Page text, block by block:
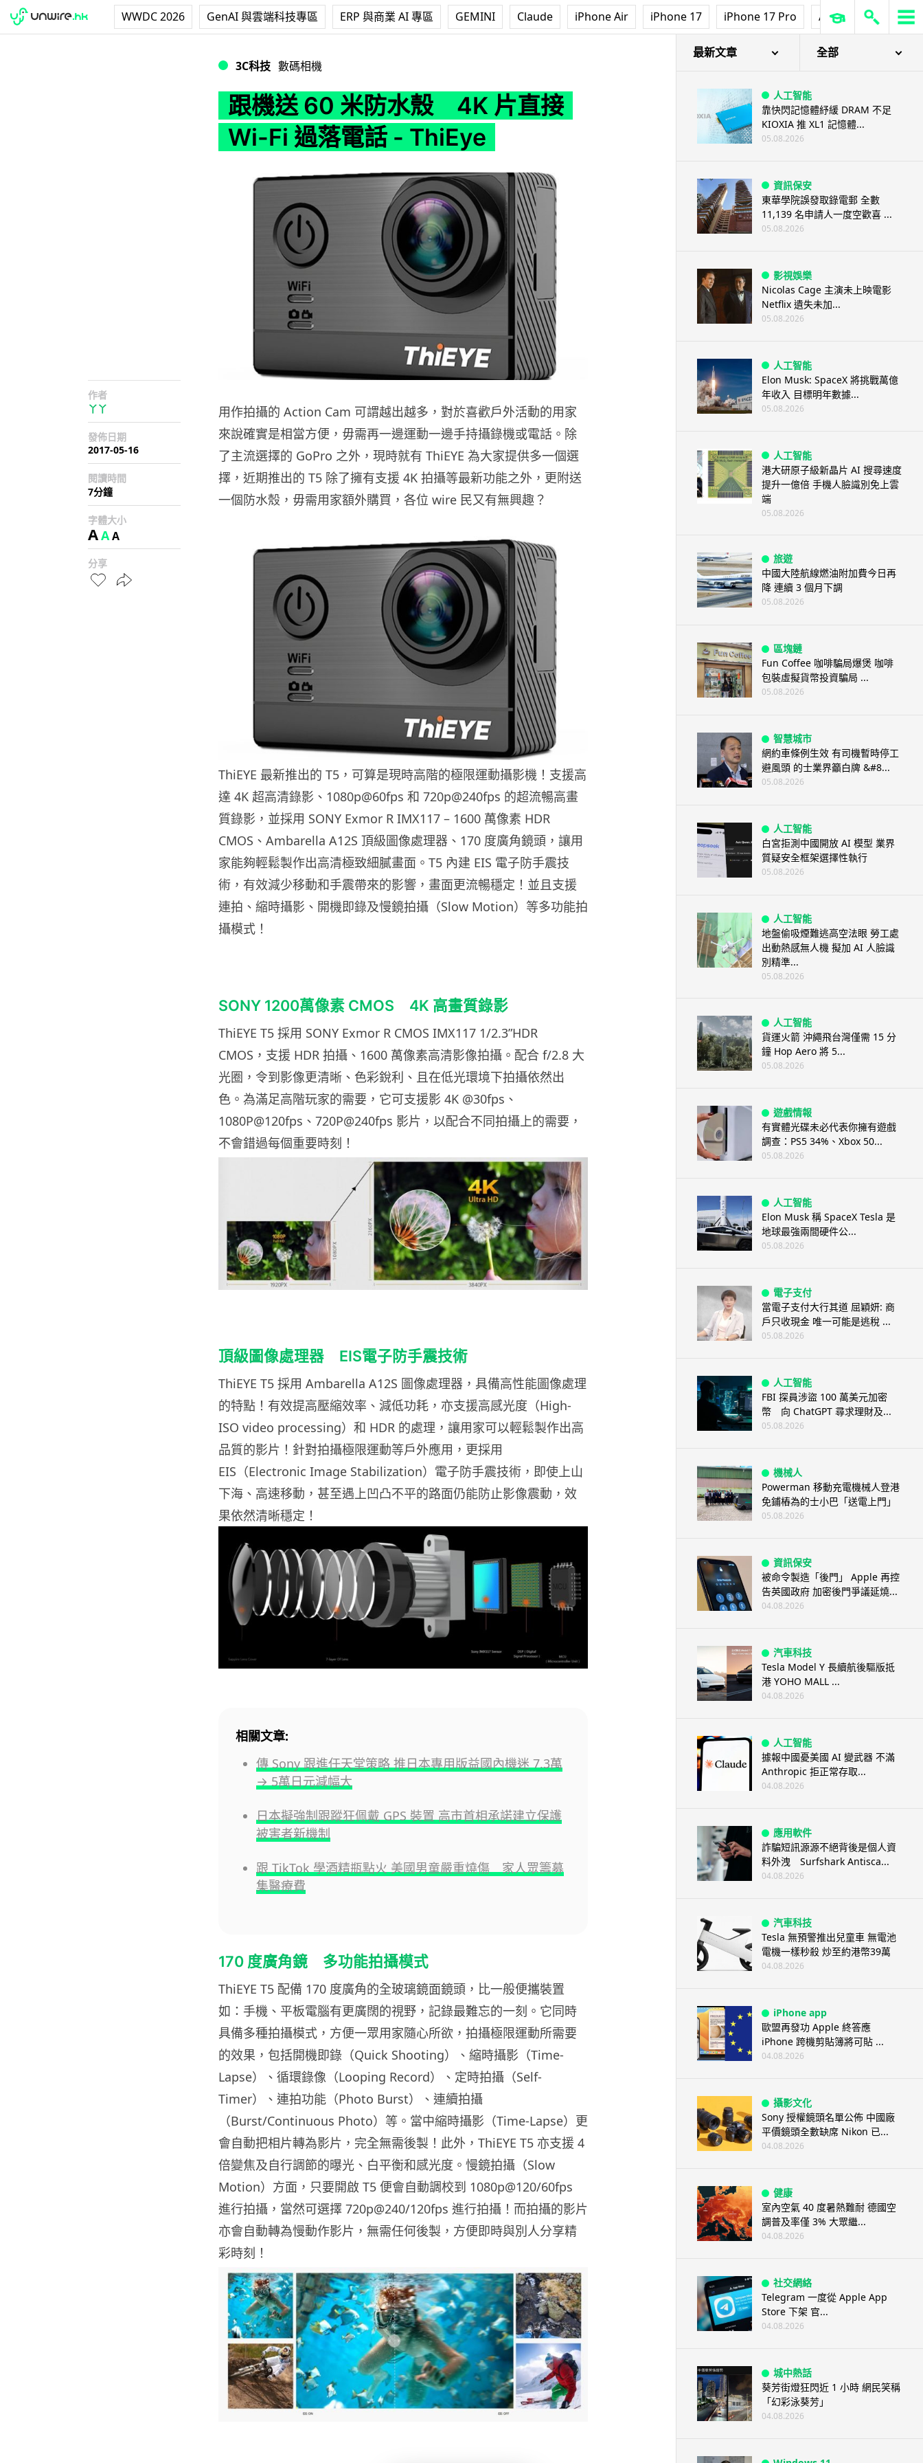
WWDC 2026 GenAI 與雲端科技專區 ERP 與商業 AI 專區 GEMINI Claude iPhone Air iPhone 17 iPhone 17 Pro AirPods Pro 3
3C科技 數碼相機
跟機送 60 米防水殼 4K 片直接
Wi-Fi 過落電話 - ThiEye
作者
丫丫
發佈日期
2017-05-16
閱讀時間
7分鐘
字體大小
AAA
分享
用作拍攝的 Action Cam 可謂越出越多，對於喜歡戶外活動的用家
來說確實是相當方便，毋需再一邊運動一邊手持攝錄機或電話。除
了主流選擇的 GoPro 之外，現時就有 ThiEYE 為大家提供多一個選
擇，近期推出的 T5 除了擁有支援 4K 拍攝等最新功能之外，更附送
一個防水殼，毋需用家額外購買，各位 wire 民又有無興趣？
ThiEYE 最新推出的 T5，可算是現時高階的極限運動攝影機！支援高
達 4K 超高清錄影、1080p@60fps 和 720p@240fps 的超流暢高畫
質錄影，並採用 SONY Exmor R IMX117 – 1600 萬像素 HDR
CMOS、Ambarella A12S 頂級圖像處理器、170 度廣角鏡頭，讓用
家能夠輕鬆製作出高清極致細膩畫面。T5 內建 EIS 電子防手震技
術，有效減少移動和手震帶來的影響，畫面更流暢穩定！並且支援
連拍、縮時攝影、開機即錄及慢鏡拍攝（Slow Motion）等多功能拍
攝模式！
SONY 1200萬像素 CMOS 4K 高畫質錄影
ThiEYE T5 採用 SONY Exmor R CMOS IMX117 1/2.3”HDR
CMOS，支援 HDR 拍攝、1600 萬像素高清影像拍攝。配合 f/2.8 大
光圈，令到影像更清晰、色彩銳利、且在低光環境下拍攝依然出
色。為滿足高階玩家的需要，它可支援影 4K @30fps、
1080P@120fps、720P@240fps 影片，以配合不同拍攝上的需要，
不會錯過每個重要時刻！
頂級圖像處理器 EIS電子防手震技術
ThiEYE T5 採用 Ambarella A12S 圖像處理器，具備高性能圖像處理
的特點！有效提高壓縮效率、減低功耗，亦支援高感光度（High-
ISO video processing）和 HDR 的處理，讓用家可以輕鬆製作出高
品質的影片！針對拍攝極限運動等戶外應用，更採用
EIS（Electronic Image Stabilization）電子防手震技術，即使上山
下海、高速移動，甚至遇上凹凸不平的路面仍能防止影像震動，效
果依然清晰穩定！
相關文章:
傳 Sony 跟進任天堂策略 推日本專用版益國內機迷 7.3萬
→ 5萬日元減幅大
日本擬強制跟蹤狂佩戴 GPS 裝置 高市首相承諾建立保護
被害者新機制
跟 TikTok 學酒精瓶點火 美國男童嚴重燒傷 家人眾籌募
集醫療費
170 度廣角鏡 多功能拍攝模式
ThiEYE T5 配備 170 度廣角的全玻璃鏡面鏡頭，比一般便攜裝置
如：手機、平板電腦有更廣闊的視野，記錄最難忘的一刻。它同時
具備多種拍攝模式，方便一眾用家隨心所欲，拍攝極限運動所需要
的效果，包括開機即錄（Quick Shooting）、縮時攝影（Time-
Lapse）、循環錄像（Looping Record）、定時拍攝（Self-
Timer）、連拍功能（Photo Burst）、連續拍攝
（Burst/Continuous Photo）等。當中縮時攝影（Time-Lapse）更
會自動把相片轉為影片，完全無需後製！此外，ThiEYE T5 亦支援 4
倍變焦及自行調節的曝光、白平衡和感光度。慢鏡拍攝（Slow
Motion）方面，只要開啟 T5 便會自動調校到 1080p@120/60fps
進行拍攝，當然可選擇 720p@240/120fps 進行拍攝！而拍攝的影片
亦會自動轉為慢動作影片，無需任何後製，方便即時與別人分享精
彩時刻！
最新文章 全部
人工智能
靠快閃記憶體紓緩 DRAM 不足
KIOXIA 推 XL1 記憶體...
05.08.2026
資訊保安
東華學院誤發取錄電郵 全數
11,139 名申請人一度空歡喜 ...
05.08.2026
影視娛樂
Nicolas Cage 主演未上映電影
Netflix 遺失未加...
05.08.2026
人工智能
Elon Musk: SpaceX 將挑戰萬億
年收入 目標明年數據...
05.08.2026
人工智能
港大研原子級新晶片 AI 搜尋速度
提升一億倍 手機人臉識別免上雲
端
05.08.2026
旅遊
中國大陸航線燃油附加費今日再
降 連續 3 個月下調
05.08.2026
區塊鏈
Fun Coffee 咖啡騙局爆煲 咖啡
包裝虛擬貨幣投資騙局 ...
05.08.2026
智慧城市
網約車條例生效 有司機暫時停工
避風頭 的士業界籲白牌 &#8...
05.08.2026
人工智能
白宮拒測中國開放 AI 模型 業界
質疑安全框架選擇性執行
05.08.2026
人工智能
地盤偷吸煙難逃高空法眼 勞工處
出動熱感無人機 擬加 AI 人臉識
別精準...
05.08.2026
人工智能
貨運火箭 沖繩飛台灣僅需 15 分
鐘 Hop Aero 將 5...
05.08.2026
遊戲情報
有實體光碟未必代表你擁有遊戲
調查：PS5 34%、Xbox 50...
05.08.2026
人工智能
Elon Musk 稱 SpaceX Tesla 是
地球最強兩間硬件公...
05.08.2026
電子支付
當電子支付大行其道 屈穎妍: 商
戶只收現金 唯一可能是逃稅 ...
05.08.2026
人工智能
FBI 探員涉盜 100 萬美元加密
幣 向 ChatGPT 尋求理財及...
05.08.2026
機械人
Powerman 移動充電機械人登港
免鋪樁為的士小巴「送電上門」
05.08.2026
資訊保安
被命令製造「後門」 Apple 再控
告英國政府 加密後門爭議延燒...
04.08.2026
汽車科技
Tesla Model Y 長續航後驅版抵
港 YOHO MALL ...
04.08.2026
人工智能
據報中國憂美國 AI 變武器 不滿
Anthropic 拒正常存取...
04.08.2026
應用軟件
詐騙短訊源源不絕背後是個人資
料外洩 Surfshark Antisca...
04.08.2026
汽車科技
Tesla 無預警推出兒童車 無電池
電機一樣秒殺 炒至約港幣39萬
04.08.2026
iPhone app
歐盟再發功 Apple 終答應
iPhone 跨機剪貼簿將可貼 ...
04.08.2026
攝影文化
Sony 授權鏡頭名單公佈 中國廠
平價鏡頭全數缺席 Nikon 已...
04.08.2026
健康
室內空氣 40 度暑熱難耐 德國空
調普及率僅 3% 大眾繼...
04.08.2026
社交網絡
Telegram 一度從 Apple App
Store 下架 官...
04.08.2026
城中熱話
葵芳街燈狂閃近 1 小時 網民笑稱
「幻彩泳葵芳」
04.08.2026